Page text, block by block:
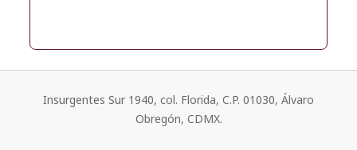
Insurgentes Sur 1940, col. Florida, C.P. 01030, Álvaro
Obregón, CDMX.